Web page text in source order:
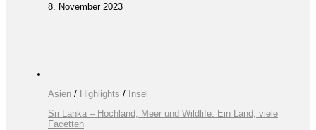
8. November 2023
Asien / Highlights / Insel
Sri Lanka – Hochland, Meer und Wildlife: Ein Land, viele
Facetten